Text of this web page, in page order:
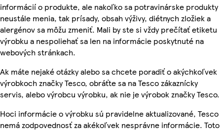
informácií o produkte, ale nakoľko sa potravinárske produkty
neustále menia, tak prísady, obsah výživy, diétnych zložiek a
alergénov sa môžu zmeniť. Mali by ste si vždy prečítať etiketu
výrobku a nespoliehať sa len na informácie poskytnuté na
webových stránkach.
Ak máte nejaké otázky alebo sa chcete poradiť o akýchkoľvek
výrobkoch značky Tesco, obráťte sa na Tesco zákaznícky
servis, alebo výrobcu výrobku, ak nie je výrobok značky Tesco.
Hoci informácie o výrobku sú pravidelne aktualizované, Tesco
nemá zodpovednosť za akékoľvek nesprávne informácie. Toto